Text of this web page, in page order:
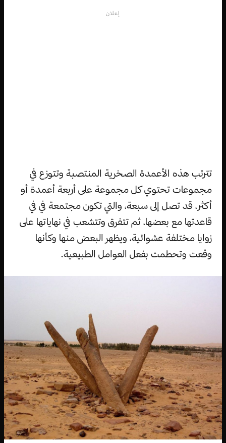
إعلان
تترتب هذه الأعمدة الصخرية المنتصبة وتتوزع في
مجموعات تحتوي كل مجموعة على أربعة أعمدة أو
أكثر، قد تصل إلى سبعة، والتي تكون مجتمعة في في
قاعدتها مع بعضها، ثم تتفرق وتتشعب في نهاياتها على
زوايا مختلفة عشوائية، ويظهر البعض منها وكأنها
وقعت وتحطمت بفعل العوامل الطبيعية.